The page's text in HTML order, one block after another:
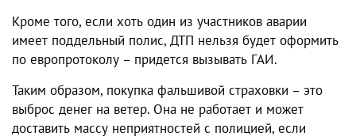
Кроме того, если хоть один из участников аварии
имеет поддельный полис, ДТП нельзя будет оформить
по европротоколу – придется вызывать ГАИ.
Таким образом, покупка фальшивой страховки – это
выброс денег на ветер. Она не работает и может
доставить массу неприятностей с полицией, если